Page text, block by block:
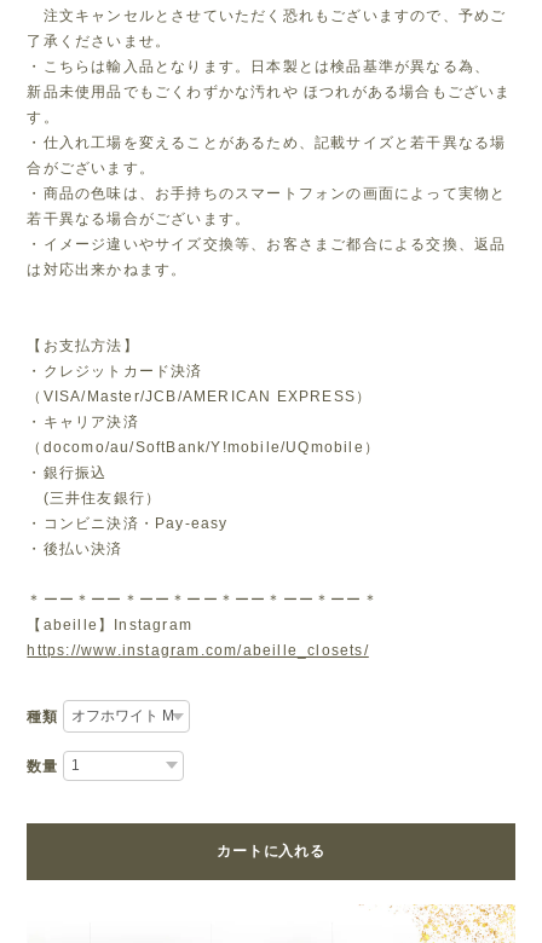
注文キャンセルとさせていただく恐れもございますので、予めご
了承くださいませ。
・こちらは輸入品となります。日本製とは検品基準が異なる為、
新品未使用品でもごくわずかな汚れや ほつれがある場合もございま
す。
・仕入れ工場を変えることがあるため、記載サイズと若干異なる場
合がございます。
・商品の色味は、お手持ちのスマートフォンの画面によって実物と
若干異なる場合がございます。
・イメージ違いやサイズ交換等、お客さまご都合による交換、返品
は対応出来かねます。
【お支払方法】
・クレジットカード決済
（VISA/Master/JCB/AMERICAN EXPRESS）
・キャリア決済
（docomo/au/SoftBank/Y!mobile/UQmobile）
・銀行振込
(三井住友銀行）
・コンビニ決済・Pay-easy
・後払い決済
＊ーー＊ーー＊ーー＊ーー＊ーー＊ーー＊ーー＊
【abeille】Instagram
https://www.instagram.com/abeille_closets/
種類
数量
カートに入れる